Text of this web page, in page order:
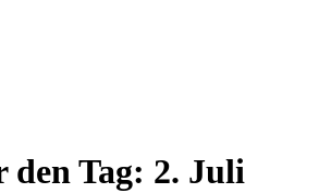
Tag: 2. Juli